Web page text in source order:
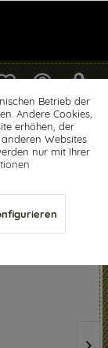
Betrieb der
Andere Cookies,
erhöhen, der
Websites
nur mit Ihrer